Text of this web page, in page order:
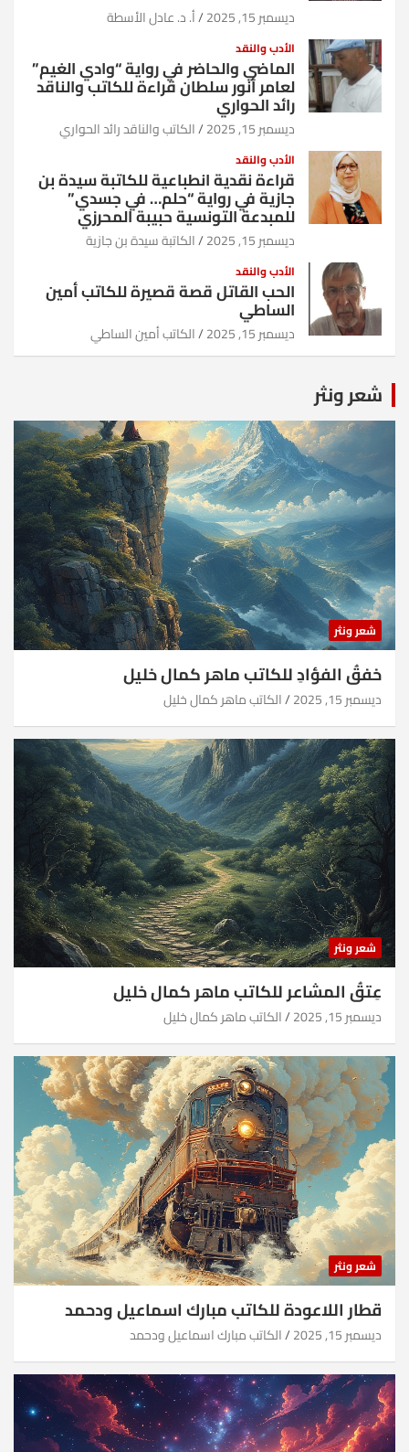
ديسمبر 15, 2025 أ. د. عادل الأسطة
الأدب والنقد
الماضي والحاضر في رواية “وادي الغيم”
لعامر أنور سلطان قراءة للكاتب والناقد
رائد الحواري
ديسمبر 15, 2025 الكاتب والناقد رائد الحواري
الأدب والنقد
قراءة نقدية انطباعية للكاتبة سيدة بن
جازية في رواية “حلم… في جسدي”
للمبدعة التونسية حبيبة المحرزي
ديسمبر 15, 2025 الكاتبة سيدة بن جازية
الأدب والنقد
الحب القاتل قصة قصيرة للكاتب أمين
الساطي
ديسمبر 15, 2025 الكاتب أمين الساطي
شعر ونثر
شعر ونثر
خفقُ الفؤادِ للكاتب ماهر كمال خليل
ديسمبر 15, 2025 الكاتب ماهر كمال خليل
شعر ونثر
عِتقُ المشاعر للكاتب ماهر كمال خليل
ديسمبر 15, 2025 الكاتب ماهر كمال خليل
شعر ونثر
قطار اللاعودة للكاتب مبارك اسماعيل ودحمد
ديسمبر 15, 2025 الكاتب مبارك اسماعيل ودحمد